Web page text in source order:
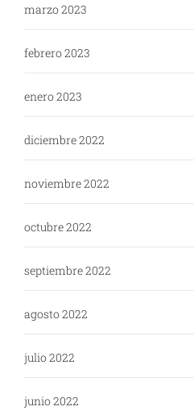
marzo 2023
febrero 2023
enero 2023
diciembre 2022
noviembre 2022
octubre 2022
septiembre 2022
agosto 2022
julio 2022
junio 2022